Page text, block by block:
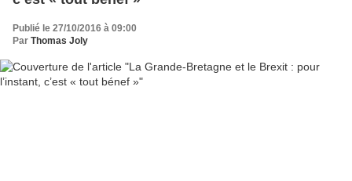
Publié le 27/10/2016 à 09:00
Par Thomas Joly